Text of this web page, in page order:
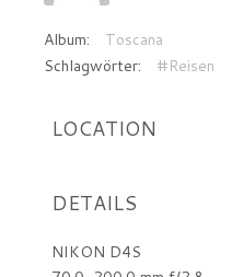
Album:
Toscana
Schlagwörter:
#Reisen
LOCATION
DETAILS
NIKON D4S